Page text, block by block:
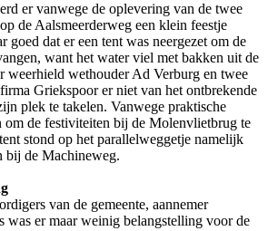
er vanwege de oplevering van de twee
de Aalsmeerderweg een klein feestje
goed dat er een tent was neergezet om de
want het water viel met bakken uit de
weerhield wethouder Ad Verburg en twee
Griekspoor er niet van het ontbrekende
plek te takelen. Vanwege praktische
om de festiviteiten bij de Molenvlietbrug te
stond op het parallelweggetje namelijk
bij de Machineweg.
van de gemeente, aannemer
was er maar weinig belangstelling voor de